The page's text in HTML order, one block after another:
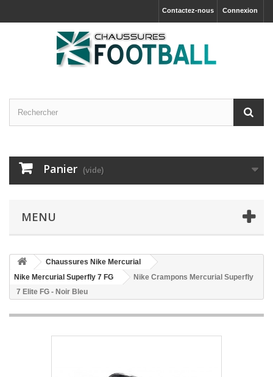
Connexion
Contactez-nous
Panier (vide)
MENU
Chaussures Nike Mercurial
Nike Mercurial Superfly 7 FG
Nike Crampons Mercurial Superfly
7 Elite FG - Noir Bleu